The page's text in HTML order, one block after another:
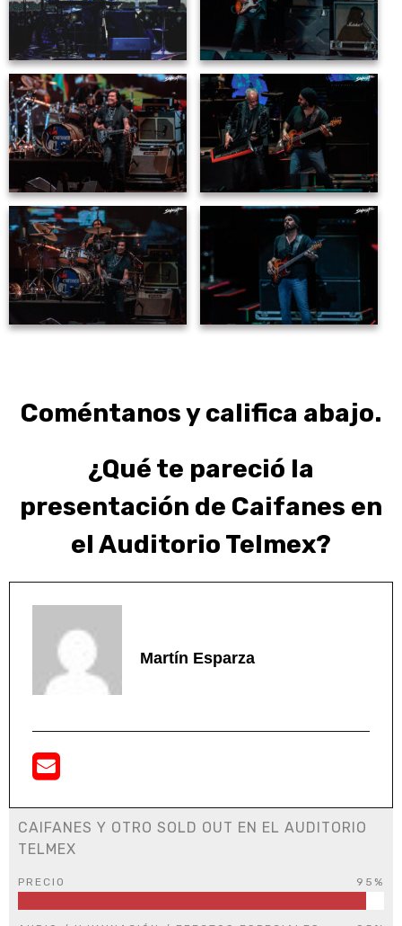
Coméntanos y califica abajo.
¿Qué te pareció la
presentación de Caifanes en
el Auditorio Telmex?
Martín Esparza
CAIFANES Y OTRO SOLD OUT EN EL AUDITORIO
TELMEX
PRECIO 95%